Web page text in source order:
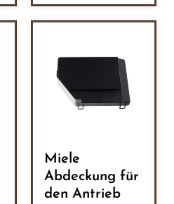
Miele
Abdeckung für
den Antrieb